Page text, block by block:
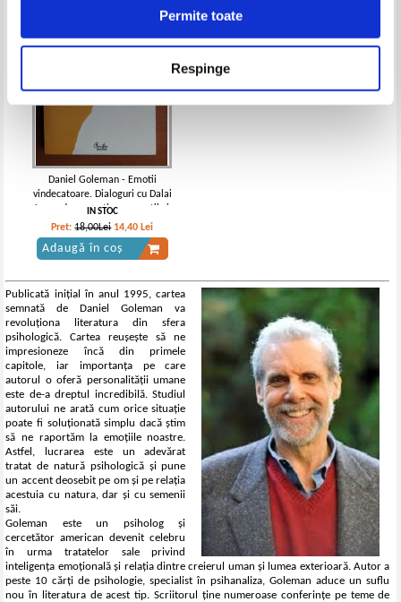
Permite toate
Respinge
Daniel Goleman - Emotii
vindecatoare. Dialoguri cu Dalai
Lama despre ratiune, emotii si
sanatate
IN STOC
Pret:18,00Lei 14,40 Lei
Adaugă în coș
Publicată inițial în anul 1995, cartea
semnată de Daniel Goleman va
revoluționa literatura din sfera
psihologică. Cartea reușește să ne
impresioneze încă din primele
capitole, iar importanța pe care
autorul o oferă personalității umane
este de-a dreptul incredibilă. Studiul
autorului ne arată cum orice situație
poate fi soluționată simplu dacă știm
să ne raportăm la emoțiile noastre.
Astfel, lucrarea este un adevărat
tratat de natură psihologică și pune
un accent deosebit pe om și pe relația
acestuia cu natura, dar și cu semenii
săi.
Goleman este un psiholog și
cercetător american devenit celebru
în urma tratatelor sale privind
inteligența emoțională și relația dintre creierul uman și lumea exterioară. Autor a
peste 10 cărți de psihologie, specialist în psihanaliza, Goleman aduce un suflu
nou în literatura de acest tip. Scriitorul ține numeroase conferințe pe teme de